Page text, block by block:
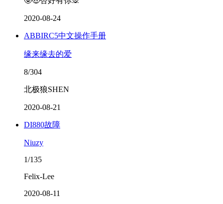
2020-08-24
ABBIRC5中文操作手册
缘来缘去的爱
8/304
北极狼SHEN
2020-08-21
DI880故障
Niuzy
1/135
Felix-Lee
2020-08-11